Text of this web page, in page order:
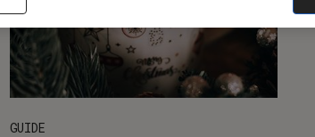
GUIDE